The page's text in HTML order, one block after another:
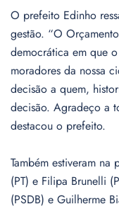
O prefeito Edinho
gestão. “O
democrática em que
moradores da nossa
decisão a quem,
decisão. Agradeço a
destacou o prefeito.
Também estiveram na
(PT) e Filipa Brunelli
(PSDB) e Guilherme